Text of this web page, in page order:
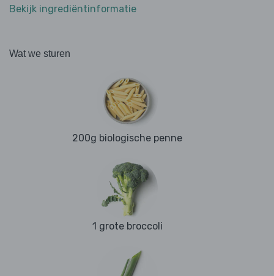
Bekijk ingrediëntinformatie
Wat we sturen
200g biologische penne
1 grote broccoli